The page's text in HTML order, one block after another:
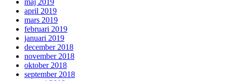
maj 2019
april 2019
mars 2019
februari 2019
januari 2019
december 2018
november 2018
oktober 2018
september 2018